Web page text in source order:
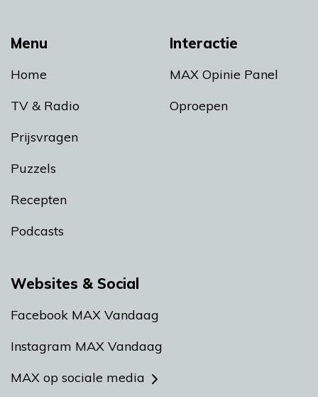
Menu
Home
TV & Radio
Prijsvragen
Puzzels
Recepten
Podcasts
Interactie
MAX Opinie Panel
Oproepen
Websites & Social
Facebook MAX Vandaag
Instagram MAX Vandaag
MAX op sociale media